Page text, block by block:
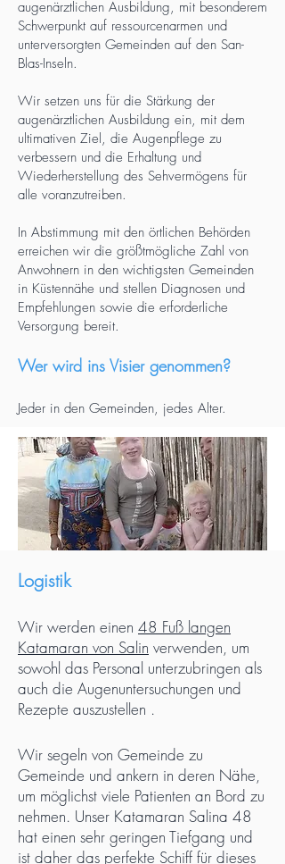
augenärztlichen Ausbildung, mit besonderem
Schwerpunkt auf ressourcenarmen und
unterversorgten Gemeinden auf den San-
Blas-Inseln.
Wir setzen uns für die Stärkung der
augenärztlichen Ausbildung ein, mit dem
ultimativen Ziel, die Augenpflege zu
verbessern und die Erhaltung und
Wiederherstellung des Sehvermögens für
alle voranzutreiben.
In Abstimmung mit den örtlichen Behörden
erreichen wir die größtmögliche Zahl von
Anwohnern in den wichtigsten Gemeinden
in Küstennähe und stellen Diagnosen und
Empfehlungen sowie die erforderliche
Versorgung bereit.
Wer wird ins Visier genommen?
Jeder in den Gemeinden, jedes Alter.
Logistik
Wir werden einen 48 Fuß langen
Katamaran von Salin verwenden, um
sowohl das Personal unterzubringen als
auch die Augenuntersuchungen und
Rezepte auszustellen .
Wir segeln von Gemeinde zu
Gemeinde und ankern in deren Nähe,
um möglichst viele Patienten an Bord zu
nehmen. Unser Katamaran Salina 48
hat einen sehr geringen Tiefgang und
ist daher das perfekte Schiff für dieses